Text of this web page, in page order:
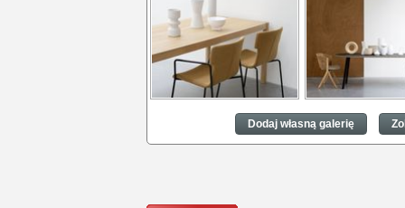
stołu?
Dodaj własną galerię